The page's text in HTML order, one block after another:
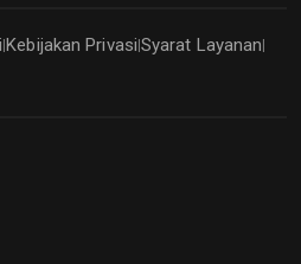
Kebijakan Privasi Syarat Layanan